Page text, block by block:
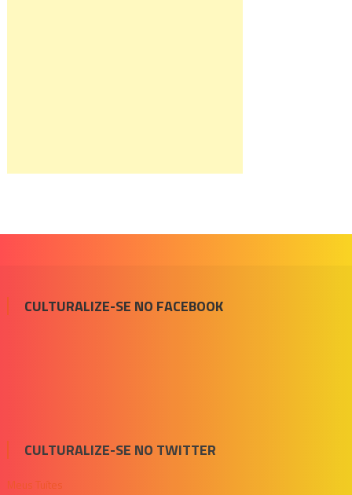
CULTURALIZE-SE NO FACEBOOK
CULTURALIZE-SE NO TWITTER
Meus Tuítes